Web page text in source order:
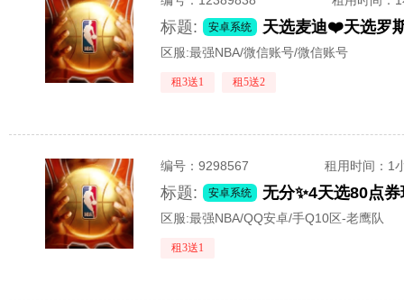
标题: 安卓系统
区服:最强NBA/微信账号/微信账号
租3送1 租5送2
编号：9298567 租用时间 ：1
标题: 安卓系统
区服:最强NBA/QQ安卓/手Q10区-老鹰队
租3送1